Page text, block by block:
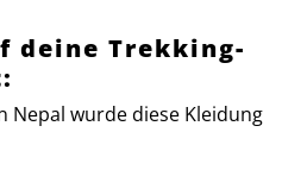
deine Trekking-
Nepal wurde diese Kleidung